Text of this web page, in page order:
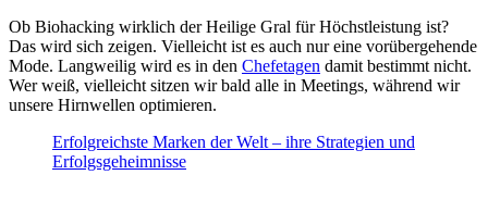
Ob Biohacking wirklich der Heilige Gral für Höchstleistung ist?
Das wird sich zeigen. Vielleicht ist es auch nur eine vorübergehende
Mode. Langweilig wird es in den Chefetagen damit bestimmt nicht.
Wer weiß, vielleicht sitzen wir bald alle in Meetings, während wir
unsere Hirnwellen optimieren.
Erfolgreichste Marken der Welt – ihre Strategien und
Erfolgsgeheimnisse